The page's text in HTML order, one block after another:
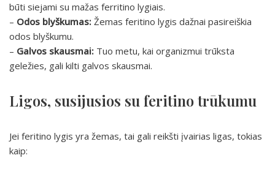
būti siejami su mažas ferritino lygiais.
– Odos blyškumas: Žemas feritino lygis dažnai pasireiškia
odos blyškumu.
– Galvos skausmai: Tuo metu, kai organizmui trūksta
geležies, gali kilti galvos skausmai.
Ligos, susijusios su feritino trūkumu
Jei feritino lygis yra žemas, tai gali reikšti įvairias ligas, tokias
kaip: